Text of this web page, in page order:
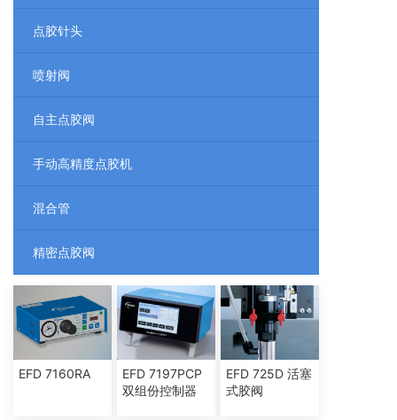
点胶针头
喷射阀
自主点胶阀
手动高精度点胶机
混合管
精密点胶阀
EFD 7160RA
EFD 7197PCP
双组份控制器
EFD 725D 活塞
式胶阀